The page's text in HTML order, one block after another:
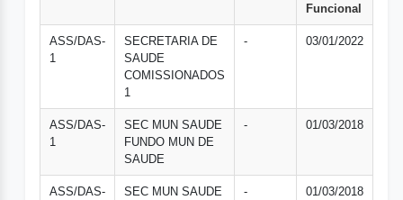
Funcional
ASS/DAS-
1
SECRETARIA DE
SAUDE
COMISSIONADOS
1
- 03/01/2022
ASS/DAS-
1
SEC MUN SAUDE
FUNDO MUN DE
SAUDE
- 01/03/2018
ASS/DAS- SEC MUN SAUDE - 01/03/2018